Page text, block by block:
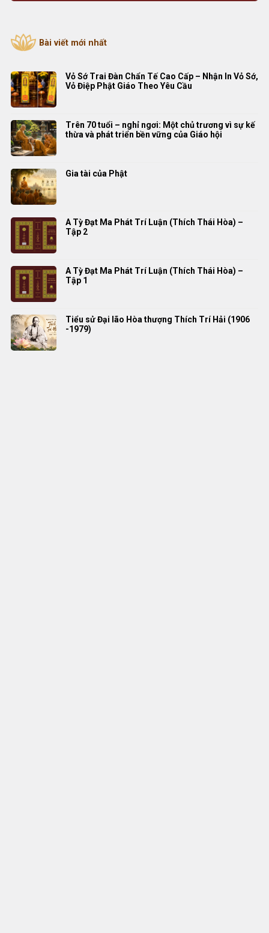
Bài viết mới nhất
Vỏ Sớ Trai Đàn Chẩn Tế Cao Cấp – Nhận In Vỏ Sớ,
Vỏ Điệp Phật Giáo Theo Yêu Cầu
Trên 70 tuổi – nghỉ ngơi: Một chủ trương vì sự kế
thừa và phát triển bền vững của Giáo hội
Gia tài của Phật
A Tỳ Đạt Ma Phát Trí Luận (Thích Thái Hòa) –
Tập 2
A Tỳ Đạt Ma Phát Trí Luận (Thích Thái Hòa) –
Tập 1
Tiểu sử Đại lão Hòa thượng Thích Trí Hải (1906
-1979)